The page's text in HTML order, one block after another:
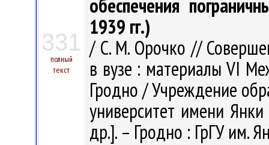
331
полный
текст
обеспечения
1939 гг.)
/ С. М. Орочко //
в вузе : материалы VI
Гродно / Учреждение
университет имени
др.]. – Гродно : ГрГУ им.